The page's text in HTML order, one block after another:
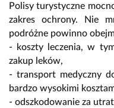
Polisy turystyczne
zakres ochrony. Nie
podróżne powinno
- koszty leczenia, w
zakup leków,
- transport medyczny
bardzo wysokimi
- odszkodowanie za